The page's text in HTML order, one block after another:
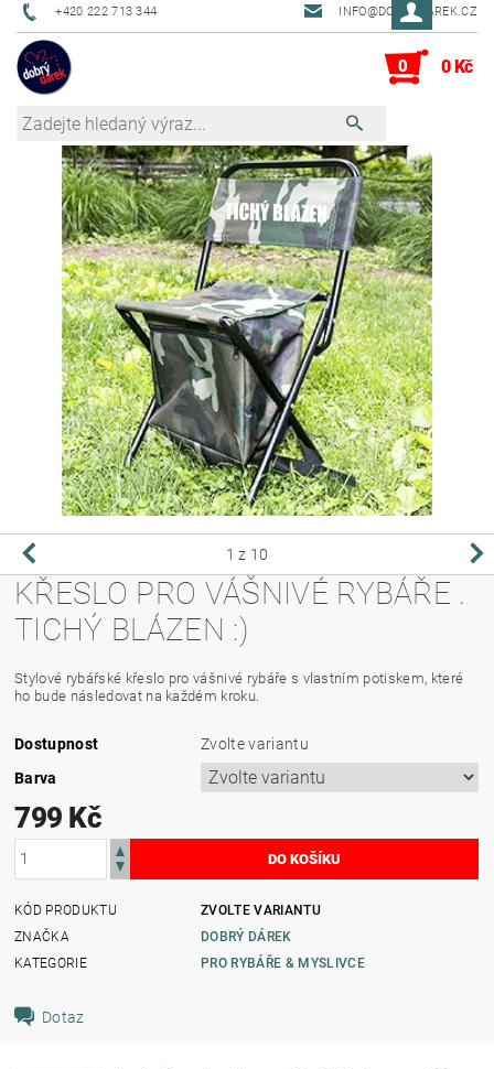
+420 222 713 344 INFO@DOBRYDAREK.CZ
0 0 Kč
1 z 10
KŘESLO PRO VÁŠNIVÉ RYBÁŘE .
TICHÝ BLÁZEN :)
Stylové rybářské křeslo pro vášnivé rybáře s vlastním potiskem, které
ho bude následovat na každém kroku.
Dostupnost
Zvolte variantu
Barva
799 Kč
KÓD PRODUKTU
ZVOLTE VARIANTU
ZNAČKA
DOBRÝ DÁREK
KATEGORIE
PRO RYBÁŘE & MYSLIVCE
Dotaz